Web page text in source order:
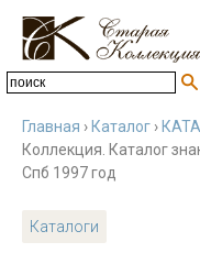
Главная › Каталог ›
Коллекция. Каталог
Спб 1997 год
Каталоги